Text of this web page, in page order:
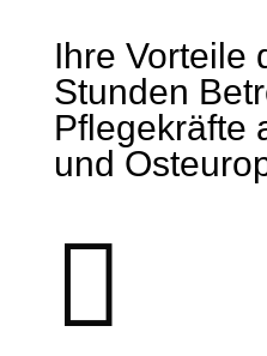
Ihre Vorteile
Stunden
Pflegekräfte
und
